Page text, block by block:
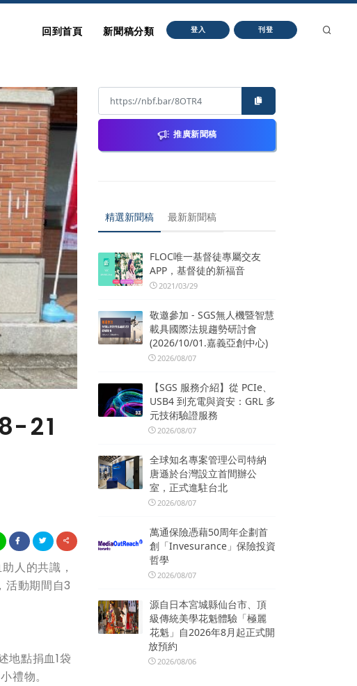
回到首頁 新聞稿分類 登入 刊登
21
人的共識，
活動期間自3
地點捐血1袋
禮物。
推廣新聞稿
精選新聞稿 最新新聞稿
FLOC唯一基督徒專屬交友
APP，基督徒的新福音
2021/03/29
敬邀參加 - SGS無人機暨智慧
載具國際法規趨勢研討會
(2026/10/01.嘉義亞創中心)
2026/08/07
【SGS 服務介紹】從 PCIe、
USB4 到充電與資安：GRL 多
元技術驗證服務
2026/08/07
全球知名專案管理公司特納
唐遜於台灣設立首間辦公
室，正式進駐台北
2026/08/07
萬通保險憑藉50周年企劃首
創「Invesurance」保險投資
哲學
2026/08/07
源自日本宮城縣仙台市、頂
級傳統美學花魁體驗「極麗
花魁」自2026年8月起正式開
放預約
2026/08/06